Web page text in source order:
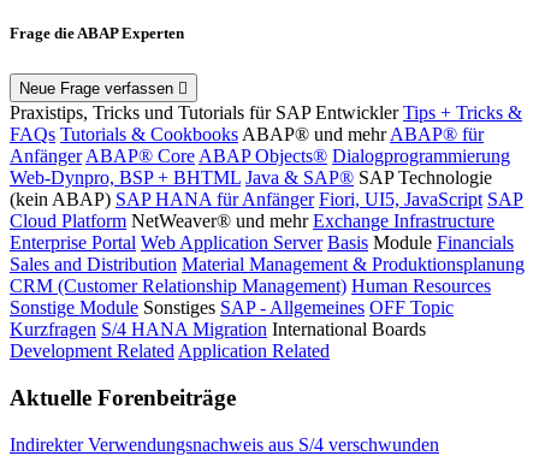
Frage die ABAP Experten
Neue Frage verfassen
Praxistips, Tricks und Tutorials für SAP Entwickler Tips + Tricks &
FAQs Tutorials & Cookbooks ABAP® und mehr ABAP® für
Anfänger ABAP® Core ABAP Objects® Dialogprogrammierung
Web-Dynpro, BSP + BHTML Java & SAP® SAP Technologie
(kein ABAP) SAP HANA für Anfänger Fiori, UI5, JavaScript SAP
Cloud Platform NetWeaver® und mehr Exchange Infrastructure
Enterprise Portal Web Application Server Basis Module Financials
Sales and Distribution Material Management & Produktionsplanung
CRM (Customer Relationship Management) Human Resources
Sonstige Module Sonstiges SAP - Allgemeines OFF Topic
Kurzfragen S/4 HANA Migration International Boards
Development Related Application Related
Aktuelle Forenbeiträge
Indirekter Verwendungsnachweis aus S/4 verschwunden